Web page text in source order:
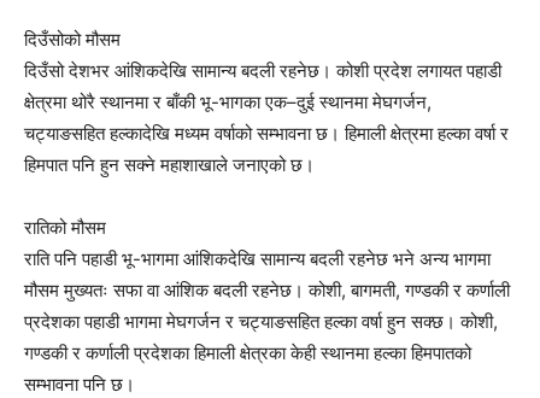
दिउँसोको मौसम
दिउँसो देशभर आंशिकदेखि सामान्य बदली रहनेछ। कोशी प्रदेश लगायत पहाडी
क्षेत्रमा थोरै स्थानमा र बाँकी भू-भागका एक–दुई स्थानमा मेघगर्जन,
चट्याङसहित हल्कादेखि मध्यम वर्षाको सम्भावना छ। हिमाली क्षेत्रमा हल्का वर्षा र
हिमपात पनि हुन सक्ने महाशाखाले जनाएको छ।
रातिको मौसम
राति पनि पहाडी भू-भागमा आंशिकदेखि सामान्य बदली रहनेछ भने अन्य भागमा
मौसम मुख्यतः सफा वा आंशिक बदली रहनेछ। कोशी, बागमती, गण्डकी र कर्णाली
प्रदेशका पहाडी भागमा मेघगर्जन र चट्याङसहित हल्का वर्षा हुन सक्छ। कोशी,
गण्डकी र कर्णाली प्रदेशका हिमाली क्षेत्रका केही स्थानमा हल्का हिमपातको
सम्भावना पनि छ।